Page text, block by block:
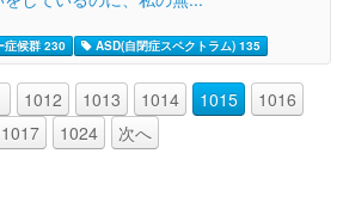
症候群 230 ASD(自閉症スペクトラム) 135
1012 1013 1014 1015
1016
1017
1024 次へ